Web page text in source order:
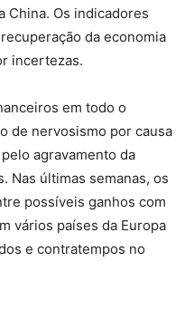
China. Os indicadores
da economia
incertezas.
em todo o
de nervosismo por causa
agravamento da
Nas últimas semanas, os
possíveis ganhos com
vários países da Europa
e contratempos no